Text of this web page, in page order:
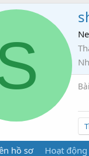
hồ sơ Hoạt